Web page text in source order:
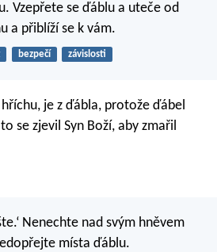
Vzepřete se ďáblu a uteče od
a přiblíží se k vám.
bezpečí závislosti
je z ďábla, protože ďábel
se zjevil Syn Boží, aby zmařil
Nenechte nad svým hněvem
místa ďáblu.